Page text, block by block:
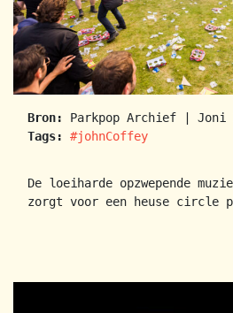
Bron:
Parkpop Archief |
Tags:
#johnCoffey
De loeiharde opzwepende
zorgt voor een heuse circle